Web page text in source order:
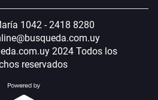
1042 - 2418 8280
2024 Todos los
reservados